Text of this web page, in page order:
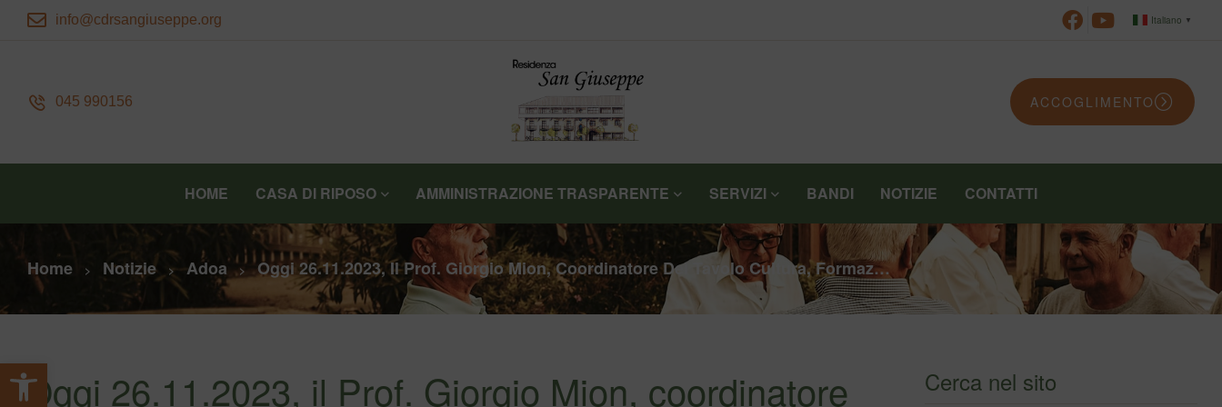
Apri la barra degli strumenti
info@cdrsangiuseppe.org Italiano ▼
045 990156 ACCOGLIMENTO
HOME CASA DI RIPOSO AMMINISTRAZIONE TRASPARENTE SERVIZI BANDI NOTIZIE CONTATTI
Home > Notizie > Adoa > Oggi 26.11.2023, Il Prof. Giorgio Mion, Coordinatore Del Tavolo Cultura, Formaz…
Oggi 26.11.2023, il Prof. Giorgio Mion, coordinatore Cerca nel sito